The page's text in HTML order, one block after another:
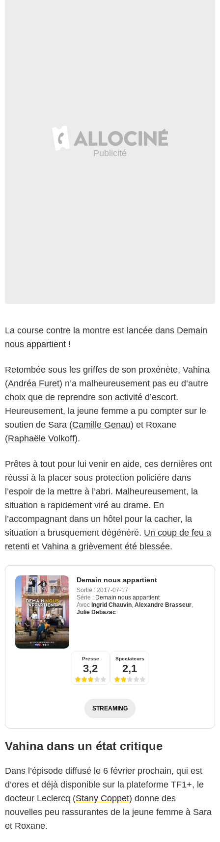
La course contre la montre est lancée dans Demain
nous appartient !
Retombée sous les griffes de son proxénète, Vahina
(Andréa Furet) n’a malheureusement pas eu d’autre
choix que de reprendre son activité d’escort.
Heureusement, la jeune femme a pu compter sur le
soutien de Sara (Camille Genau) et Roxane
(Raphaële Volkoff).
Prêtes à tout pour lui venir en aide, ces dernières ont
réussi à la placer sous protection policière dans
l’espoir de la mettre à l’abri. Malheureusement, la
situation a rapidement viré au drame. En
l’accompagnant dans un hôtel pour la cacher, la
situation a brusquement dégénéré. Un coup de feu a
retenti et Vahina a grièvement été blessée.
Demain nous appartient
Sortie : 2017-07-17
Série : Demain nous appartient
Avec Ingrid Chauvin Alexandre Brasseur
Julie Debazac
Presse
3,2
Spectateurs
2,1
STREAMING
Vahina dans un état critique
Dans l’épisode diffusé le 6 février prochain, qui est
d’ores et déjà disponible sur la plateforme TF1+, le
docteur Leclercq (Stany Coppet) donne des
nouvelles peu rassurantes de la jeune femme à Sara
et Roxane.